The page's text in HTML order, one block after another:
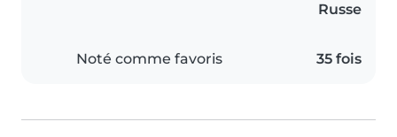
Russe
Noté comme favoris 35 fois